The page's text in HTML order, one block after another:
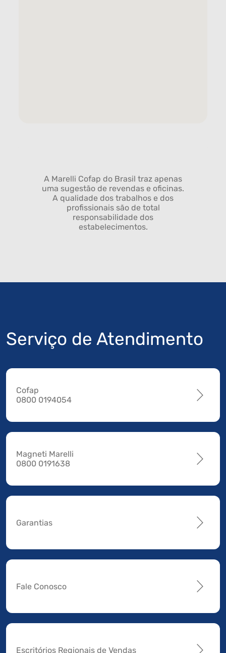
A Marelli Cofap do Brasil traz apenas
uma sugestão de revendas e oficinas.
A qualidade dos trabalhos e dos
profissionais são de total
responsabilidade dos
estabelecimentos.
Serviço de Atendimento
Cofap
0800 0194054
Magneti Marelli
0800 0191638
Garantias
Fale Conosco
Escritórios Regionais de Vendas